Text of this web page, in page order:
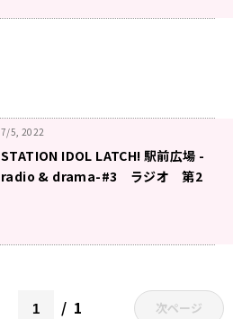
7/5, 2022
STATION IDOL LATCH! 駅前広場 -
radio & drama-#3 ラジオ 第2
1 次ページ